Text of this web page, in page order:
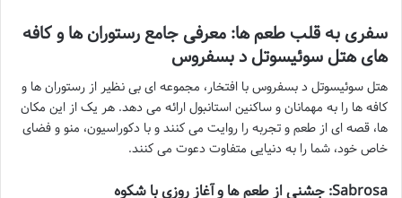
سفری به قلب طعم ها: معرفی جامع رستوران ها و کافه
های هتل سوئیسوتل د بسفروس
هتل سوئیسوتل د بسفروس با افتخار، مجموعه ای بی نظیر از رستوران ها و
کافه ها را به مهمانان و ساکنین استانبول ارائه می دهد. هر یک از این مکان
ها، قصه ای از طعم و تجربه را روایت می کنند و با دکوراسیون، منو و فضای
خاص خود، شما را به دنیایی متفاوت دعوت می کنند.
Sabrosa: جشنی از طعم ها و آغاز روزی با شکوه